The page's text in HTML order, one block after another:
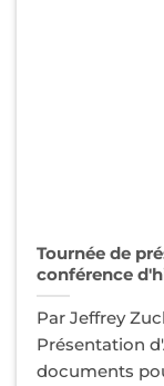
Tournée de
conférence
Par Jeffrey
Présentation
documents